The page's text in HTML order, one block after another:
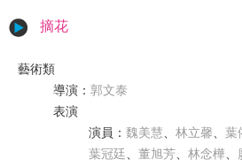
摘花
藝術類
導演 ： 郭文泰
表演
演員 ： 魏美慧、 林立馨、 葉
葉冠廷、 董旭芳、 林念樺、